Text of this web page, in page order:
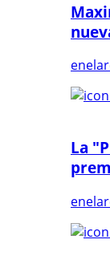
La